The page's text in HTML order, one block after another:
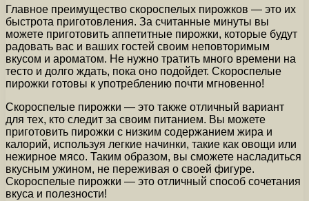
Главное преимущество скороспелых пирожков — это их
быстрота приготовления. За считанные минуты вы
можете приготовить аппетитные пирожки, которые будут
радовать вас и ваших гостей своим неповторимым
вкусом и ароматом. Не нужно тратить много времени на
тесто и долго ждать, пока оно подойдет. Скороспелые
пирожки готовы к употреблению почти мгновенно!
Скороспелые пирожки — это также отличный вариант
для тех, кто следит за своим питанием. Вы можете
приготовить пирожки с низким содержанием жира и
калорий, используя легкие начинки, такие как овощи или
нежирное мясо. Таким образом, вы сможете насладиться
вкусным ужином, не переживая о своей фигуре.
Скороспелые пирожки — это отличный способ сочетания
вкуса и полезности!